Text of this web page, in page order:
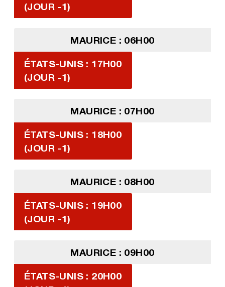
(JOUR -1)
MAURICE : 06H00
ÉTATS-UNIS : 17H00
(JOUR -1)
MAURICE : 07H00
ÉTATS-UNIS : 18H00
(JOUR -1)
MAURICE : 08H00
ÉTATS-UNIS : 19H00
(JOUR -1)
MAURICE : 09H00
ÉTATS-UNIS : 20H00